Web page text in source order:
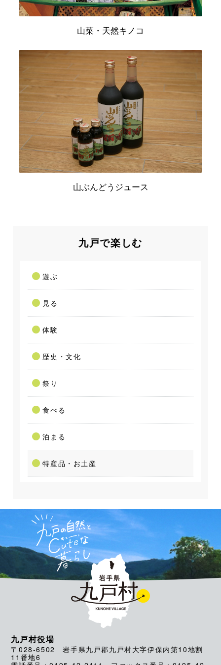
山菜・天然キノコ
山ぶんどうジュース
九戸で楽しむ
遊ぶ
見る
体験
歴史・文化
祭り
食べる
泊まる
特産品・お土産
九戸村役場
〒028-6502 岩手県九戸郡九戸村大字伊保内第10地割
11番地6